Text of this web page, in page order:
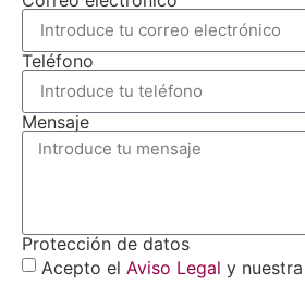
Teléfono
Mensaje
Protección de datos
Acepto el Aviso Legal y nuestra